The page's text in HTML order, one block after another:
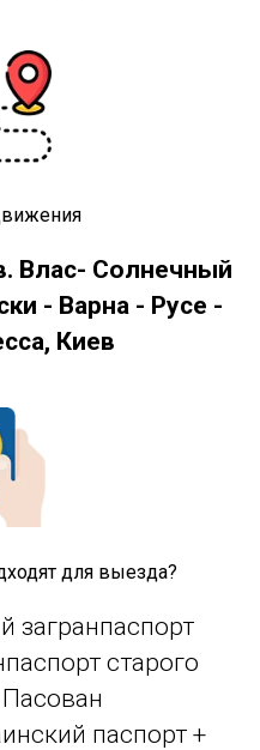
Влас- Солнечный
- Варна - Русе -
Киев
для выезда?
загранпаспорт
старого
паспорт +